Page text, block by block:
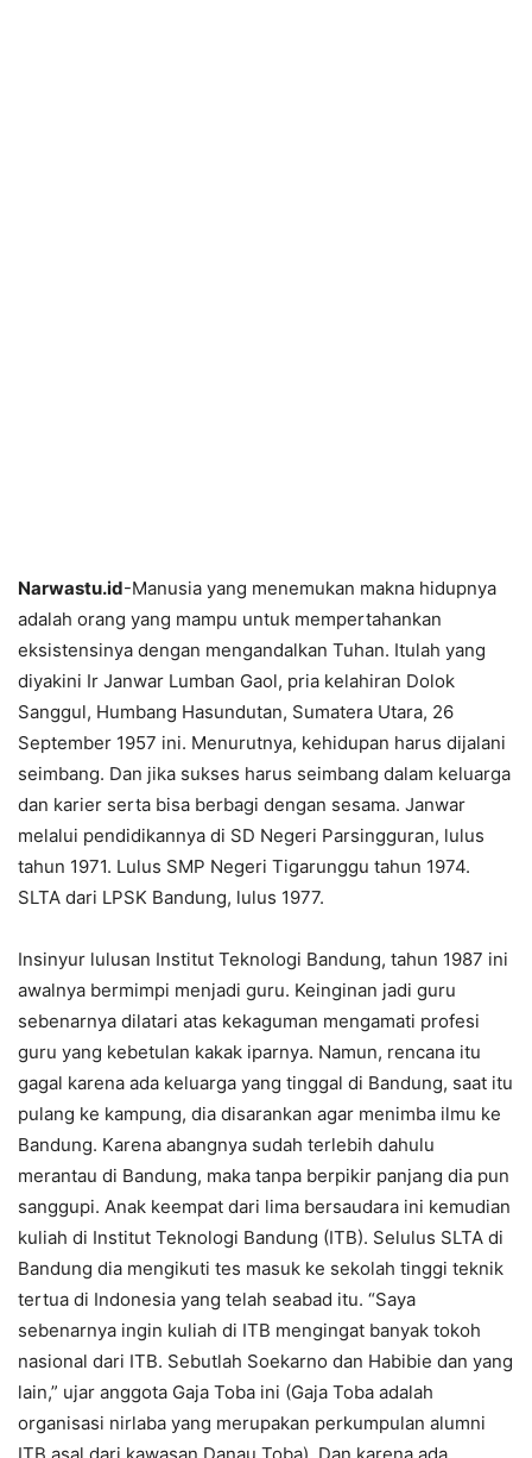
Narwastu.id-Manusia yang menemukan makna hidupnya
adalah orang yang mampu untuk mempertahankan
eksistensinya dengan mengandalkan Tuhan. Itulah yang
diyakini Ir Janwar Lumban Gaol, pria kelahiran Dolok
Sanggul, Humbang Hasundutan, Sumatera Utara, 26
September 1957 ini. Menurutnya, kehidupan harus dijalani
seimbang. Dan jika sukses harus seimbang dalam keluarga
dan karier serta bisa berbagi dengan sesama. Janwar
melalui pendidikannya di SD Negeri Parsingguran, lulus
tahun 1971. Lulus SMP Negeri Tigarunggu tahun 1974.
SLTA dari LPSK Bandung, lulus 1977.
Insinyur lulusan Institut Teknologi Bandung, tahun 1987 ini
awalnya bermimpi menjadi guru. Keinginan jadi guru
sebenarnya dilatari atas kekaguman mengamati profesi
guru yang kebetulan kakak iparnya. Namun, rencana itu
gagal karena ada keluarga yang tinggal di Bandung, saat itu
pulang ke kampung, dia disarankan agar menimba ilmu ke
Bandung. Karena abangnya sudah terlebih dahulu
merantau di Bandung, maka tanpa berpikir panjang dia pun
sanggupi. Anak keempat dari lima bersaudara ini kemudian
kuliah di Institut Teknologi Bandung (ITB). Selulus SLTA di
Bandung dia mengikuti tes masuk ke sekolah tinggi teknik
tertua di Indonesia yang telah seabad itu. “Saya
sebenarnya ingin kuliah di ITB mengingat banyak tokoh
nasional dari ITB. Sebutlah Soekarno dan Habibie dan yang
lain,” ujar anggota Gaja Toba ini (Gaja Toba adalah
organisasi nirlaba yang merupakan perkumpulan alumni